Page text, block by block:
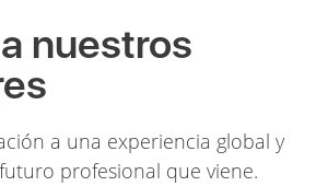
nuestros
a una experiencia global y
profesional que viene.